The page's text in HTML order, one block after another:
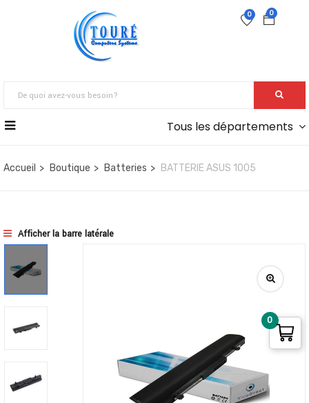
0
0
Tous les départements
Accueil Boutique Batteries BATTERIE ASUS 1005
Afficher la barre latérale
0